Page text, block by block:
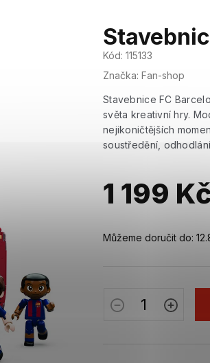
Kód: 115133
Značka: Fan-shop
Stavebnice FC
světa kreativní hry.
nejikoničtějších
soustředění,
1 199
cena:
Můžeme doručit do: